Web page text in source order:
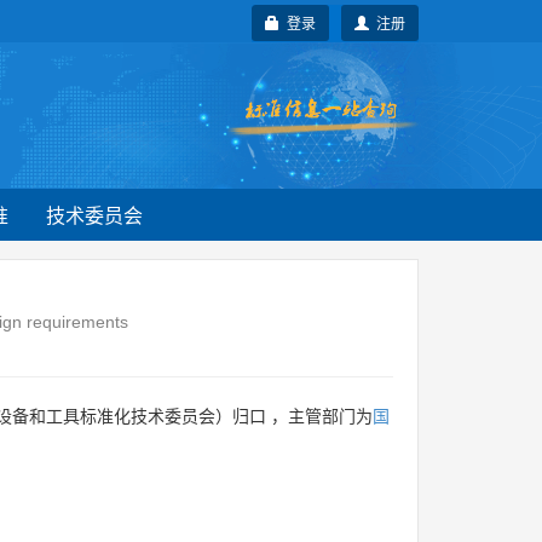
注册
登录
技术委员会
requirements
备和工具标准化技术委员会）归口 ，主管部门为国